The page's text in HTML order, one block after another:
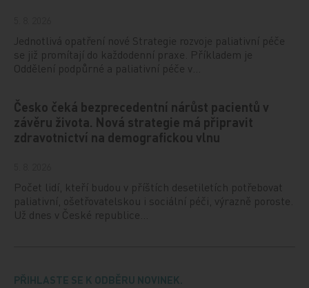
Jednotlivá opatření nové Strategie rozvoje paliativní péče
se již promítají do každodenní praxe. Příkladem je
Oddělení podpůrné a paliativní péče v…
Česko čeká bezprecedentní nárůst pacientů v
závěru života. Nová strategie má připravit
zdravotnictví na demografickou vlnu
Počet lidí, kteří budou v příštích desetiletích potřebovat
paliativní, ošetřovatelskou i sociální péči, výrazně poroste.
Už dnes v České republice…
PŘIHLASTE SE K ODBĚRU NOVINEK.